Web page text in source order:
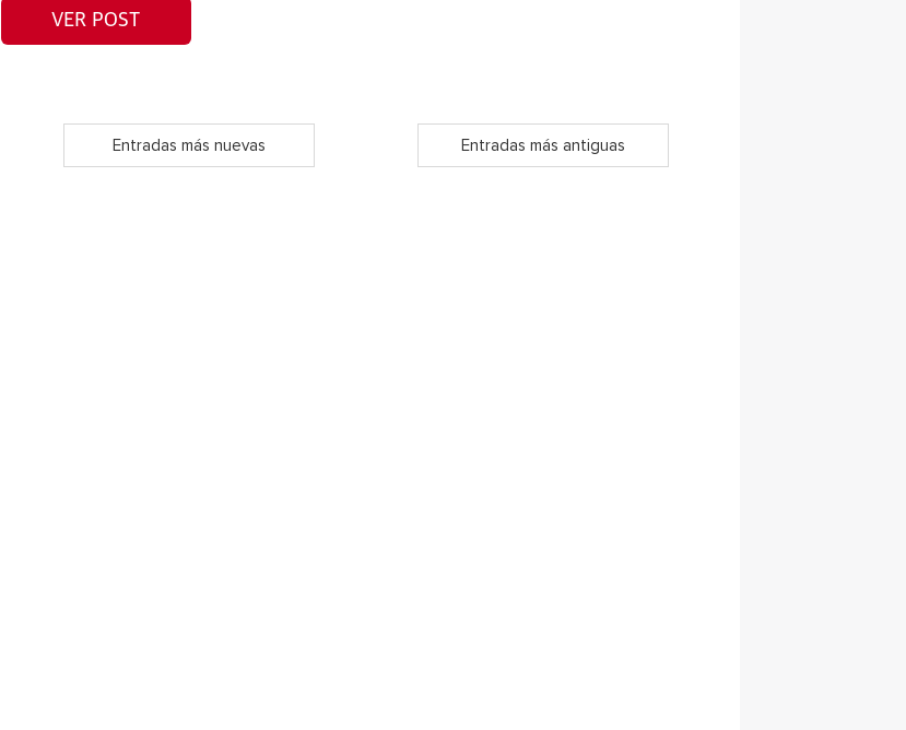
VER POST
Entradas más nuevas Entradas más antiguas